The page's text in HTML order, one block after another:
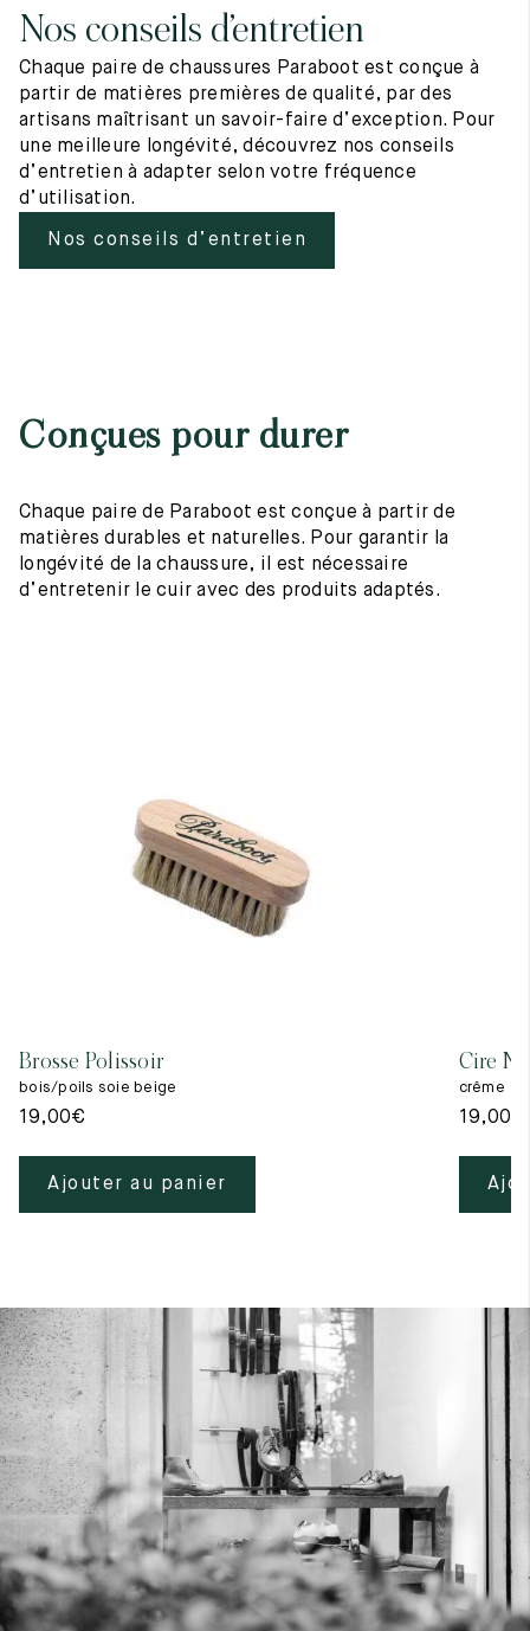
Nos conseils d’entretien
Chaque paire de chaussures Paraboot est conçue à
partir de matières premières de qualité, par des
artisans maîtrisant un savoir-faire d’exception. Pour
une meilleure longévité, découvrez nos conseils
d’entretien à adapter selon votre fréquence
d’utilisation.
Nos conseils d’entretien
Conçues pour durer
Chaque paire de Paraboot est conçue à partir de
matières durables et naturelles. Pour garantir la
longévité de la chaussure, il est nécessaire
d’entretenir le cuir avec des produits adaptés.
Brosse Polissoir
bois/poils soie beige
19,00€
Ajouter au panier
Cire
crême
19,00